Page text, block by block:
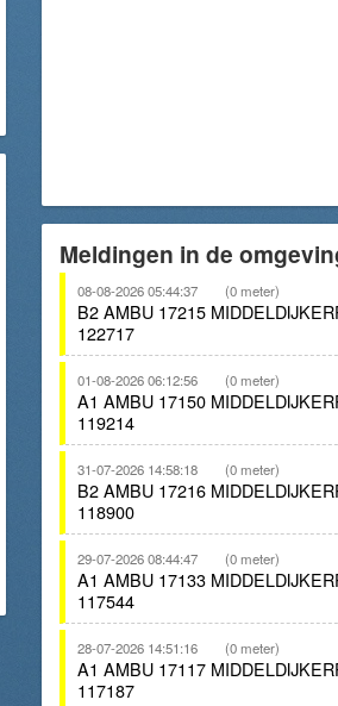
Meldingen in de
08-08-2026 05:44:37 (0 meter)
B2 AMBU 17215
122717
01-08-2026 06:12:56 (0 meter)
A1 AMBU 17150
119214
31-07-2026 14:58:18 (0 meter)
B2 AMBU 17216
118900
29-07-2026 08:44:47 (0 meter)
A1 AMBU 17133
117544
28-07-2026 14:51:16 (0 meter)
A1 AMBU 17117
117187